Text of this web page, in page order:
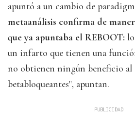
apuntó a un cambio de
metaanálisis confirma de
que ya apuntaba el REBOOT:
un infarto que tienen una
no obtienen ningún beneficio al
betabloqueantes", apuntan.